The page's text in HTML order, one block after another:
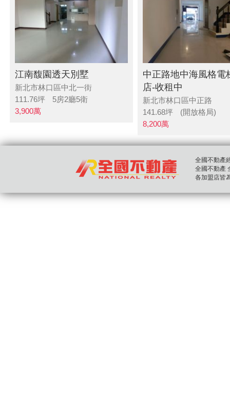
江南馥園透天別墅
新北市林口區中北一街
111.76坪
5房2廳5衛
3,900萬
中正路地中海風格電
店-收租中
新北市林口區中正路
141.68坪
(開放格局)
8,200萬
全國不動產
全國不動產
各加盟店皆